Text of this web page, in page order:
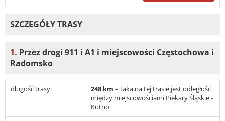
SZCZEGÓŁY TRASY
1. Przez drogi 911 i A1 i miejscowości Częstochowa i
Radomsko
długość trasy: 248 km – taka na tej trasie jest odległość
między miejscowościami Piekary Śląskie -
Kutno